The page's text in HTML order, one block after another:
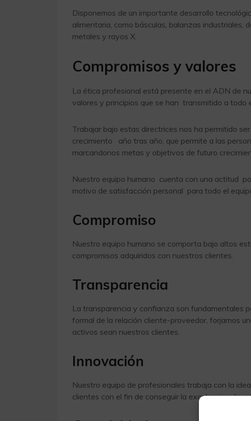
Disponemos de un importante desarrollo
alimentaria, como básculas, balanzas
metales y rayos X.
Compromisos y valores
La ética profesional está presente en el ADN de
valores y principios que se han transmitido a todo
Trabajar bajo estas directrices nos ha permitido
crecimiento año tras año, que permite a las
marcandonos metas y objetivos de futuro
Nuestro equipo humano cuenta con una actitud
motivo de satisfacción personal para todo el
Compromiso
Nuestro equipo humano se comporta bajo altos
compromisos adquiridos con nuestros clientes.
Transparencia
La transparencia y confianza son fundamentales
formal de la relación cliente-proveedor, forjamos
activos sean nuestros clientes.
Innovación
Nuestro equipo de profesionales trabaja con la
clientes con el fin de conseguir la excelencia y la